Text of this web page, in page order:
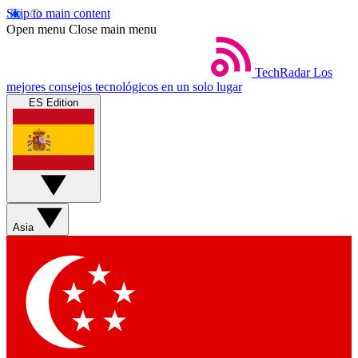
Skip to main content
Open menu Close main menu
TechRadar Los
mejores consejos tecnológicos en un solo lugar
ES Edition
Asia